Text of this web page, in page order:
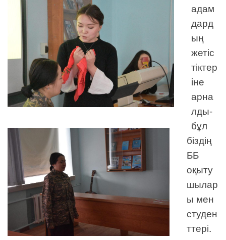
адам
дард
ың
жетіс
тіктер
іне
арна
лды-
бұл
біздің
ББ
оқыту
шылар
ы мен
студен
ттері.